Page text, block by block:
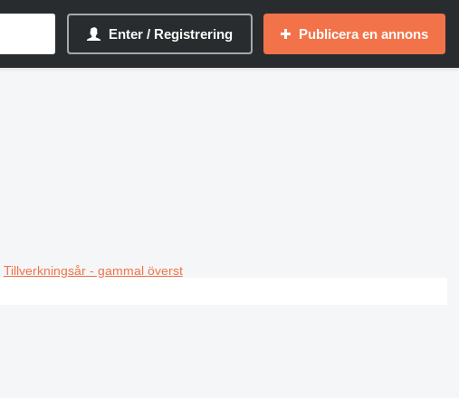
Enter / Registrering Publicera en annons
Tillverkningsår - gammal överst